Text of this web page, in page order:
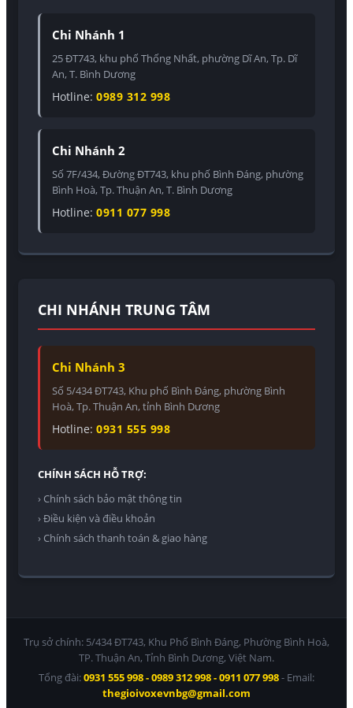
Chi Nhánh 1
25 ĐT743, khu phố Thống Nhất, phường Dĩ An, Tp. Dĩ
An, T. Bình Dương
Hotline: 0989 312 998
Chi Nhánh 2
Số 7F/434, Đường ĐT743, khu phố Bình Đáng, phường
Bình Hoà, Tp. Thuận An, T. Bình Dương
Hotline: 0911 077 998
CHI NHÁNH TRUNG TÂM
Chi Nhánh 3
Số 5/434 ĐT743, Khu phố Bình Đáng, phường Bình
Hoà, Tp. Thuận An, tỉnh Bình Dương
Hotline: 0931 555 998
CHÍNH SÁCH HỖ TRỢ:
› Chính sách bảo mật thông tin
› Điều kiện và điều khoản
› Chính sách thanh toán & giao hàng
Trụ sở chính: 5/434 ĐT743, Khu Phố Bình Đáng, Phường Bình Hoà,
TP. Thuận An, Tỉnh Bình Dương, Việt Nam.
Tổng đài:0931 555 998 - 0989 312 998 - 0911 077 998- Email:
thegioivoxevnbg@gmail.com